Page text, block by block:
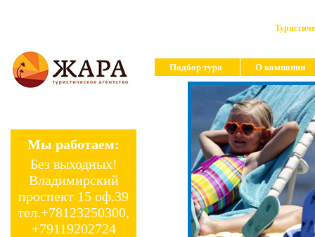
Мы работаем:
Без выходных!
Владимирский
проспект 15 оф.39
тел.+78123250300,
+79119202724
Подбор тура О компании